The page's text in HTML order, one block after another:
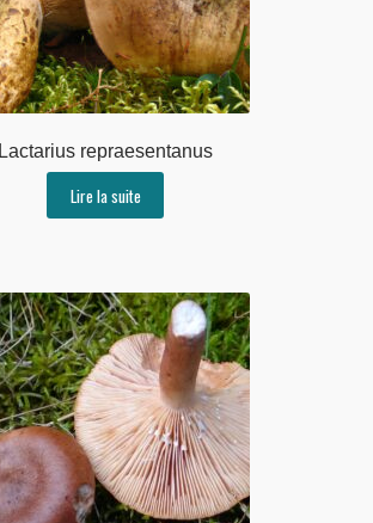
Lactarius repraesentanus
Lire la suite